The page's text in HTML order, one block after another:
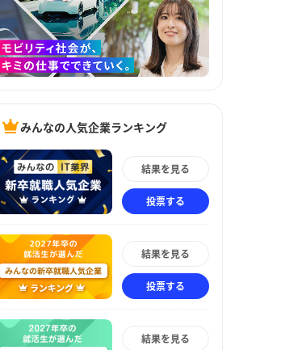
みんなの人気企業ランキング
結果を見る
投票する
結果を見る
投票する
結果を見る